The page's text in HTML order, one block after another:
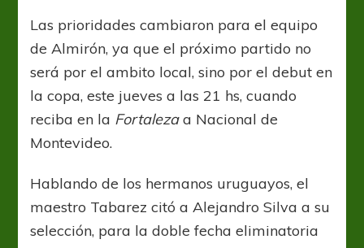
Las prioridades cambiaron para el equipo
de Almirón, ya que el próximo partido no
será por el ambito local, sino por el debut en
la copa, este jueves a las 21 hs, cuando
reciba en la Fortalezaa Nacional de
Montevideo.
Hablando de los hermanos uruguayos, el
maestro Tabarez citó a Alejandro Silva a su
selección, para la doble fecha eliminatoria